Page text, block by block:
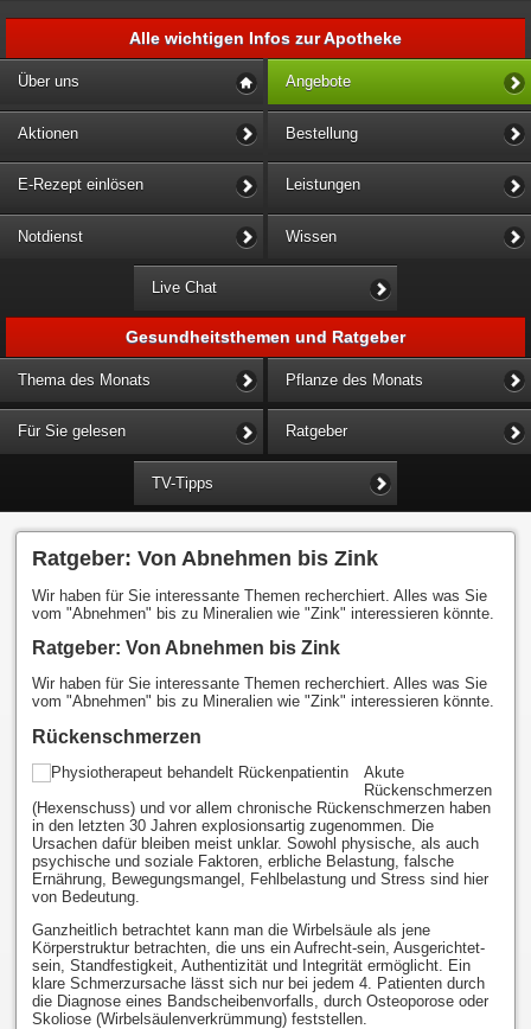
Alle wichtigen Infos zur Apotheke
Über uns Angebote
Aktionen Bestellung
E-Rezept einlösen Leistungen
Notdienst Wissen
Live Chat
Gesundheitsthemen und Ratgeber
Thema des Monats Pflanze des Monats
Für Sie gelesen Ratgeber
TV-Tipps
Ratgeber: Von Abnehmen bis Zink
Wir haben für Sie interessante Themen recherchiert. Alles was Sie
vom "Abnehmen" bis zu Mineralien wie "Zink" interessieren könnte.
Ratgeber: Von Abnehmen bis Zink
Wir haben für Sie interessante Themen recherchiert. Alles was Sie
vom "Abnehmen" bis zu Mineralien wie "Zink" interessieren könnte.
Rückenschmerzen
Akute
Rückenschmerzen
(Hexenschuss) und vor allem chronische Rückenschmerzen haben
in den letzten 30 Jahren explosionsartig zugenommen. Die
Ursachen dafür bleiben meist unklar. Sowohl physische, als auch
psychische und soziale Faktoren, erbliche Belastung, falsche
Ernährung, Bewegungsmangel, Fehlbelastung und Stress sind hier
von Bedeutung.
Ganzheitlich betrachtet kann man die Wirbelsäule als jene
Körperstruktur betrachten, die uns ein Aufrecht-sein, Ausgerichtet-
sein, Standfestigkeit, Authentizität und Integrität ermöglicht. Ein
klare Schmerzursache lässt sich nur bei jedem 4. Patienten durch
die Diagnose eines Bandscheibenvorfalls, durch Osteoporose oder
Skoliose (Wirbelsäulenverkrümmung) feststellen.